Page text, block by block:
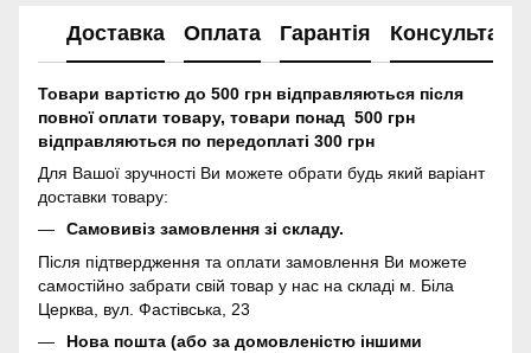
Доставка Оплата Гарантія Консультація
Товари вартістю до 500 грн відправляються після
повної оплати товару, товари понад 500 грн
відправляються по передоплаті 300 грн
Для Вашої зручності Ви можете обрати будь який варіант
доставки товару:
Самовивіз замовлення зі складу.
Після підтвердження та оплати замовлення Ви можете
самостійно забрати свій товар у нас на складі м. Біла
Церква, вул. Фастівська, 23
Нова пошта (або за домовленістю іншими